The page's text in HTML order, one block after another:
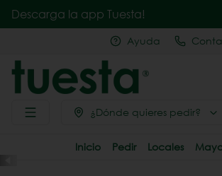
Descarga la app Tuesta!
Ayuda
¿Dónde quieres pedir?
Inicio Pedir Locales